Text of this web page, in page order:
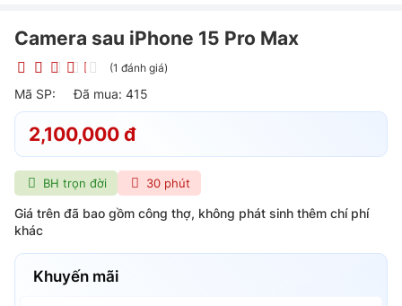
Camera sau iPhone 15 Pro Max
(1 đánh giá)
Mã SP: Đã mua: 415
2,100,000 đ
BH trọn đời 30 phút
Giá trên đã bao gồm công thợ, không phát sinh thêm chí phí
khác
Khuyến mãi